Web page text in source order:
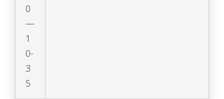
0
—
1
0-
3
5